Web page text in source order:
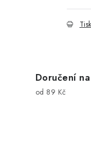
Tisk
Doručení
od 89 Kč